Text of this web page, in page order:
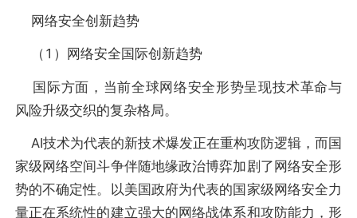
网络安全创新趋势
（1）网络安全国际创新趋势
国际方面，当前全球网络安全形势呈现技术革命与
风险升级交织的复杂格局。
AI技术为代表的新技术爆发正在重构攻防逻辑，而国
家级网络空间斗争伴随地缘政治博弈加剧了网络安全形
势的不确定性。以美国政府为代表的国家级网络安全力
量正在系统性的建立强大的网络战体系和攻防能力，形